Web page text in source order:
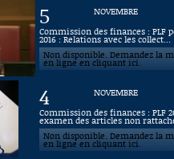
5 NOVEMBRE
Commission des finances : PLF
2016 : Relations avec les collect...
Non disponible. Demandez la
en ligne en cliquant ici.
4 NOVEMBRE
Commission des finances : PLF
examen des articles non
Non disponible. Demandez la
en ligne en cliquant ici.